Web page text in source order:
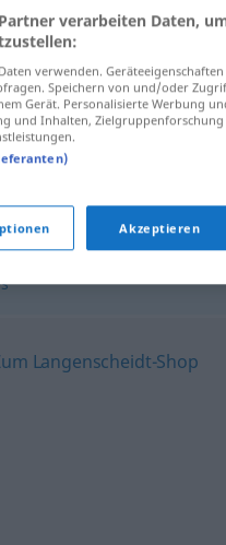
de madera
de madera
für "combadura"
torcedura doblez
verarbeiten Daten,
verwenden.
Speichern von und/oder
Gerät. Personalisierte Werbung
und Inhalten,
Akzeptieren